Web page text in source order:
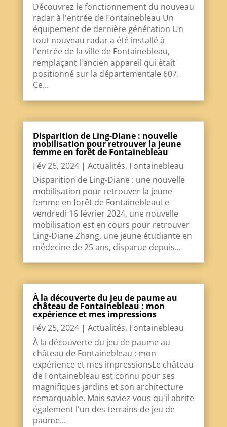
Découvrez le fonctionnement du nouveau
radar à l'entrée de Fontainebleau Un
équipement de dernière génération Un
tout nouveau radar a été installé à
l'entrée de la ville de Fontainebleau,
remplaçant l'ancien appareil qui était
positionné sur la départementale 607.
Ce...
Disparition de Ling-Diane : nouvelle
mobilisation pour retrouver la jeune
femme en forêt de Fontainebleau
Fév 26, 2024| Actualités, Fontainebleau
Disparition de Ling-Diane : une nouvelle
mobilisation pour retrouver la jeune
femme en forêt de FontainebleauLe
vendredi 16 février 2024, une nouvelle
mobilisation est en cours pour retrouver
Ling-Diane Zhang, une jeune étudiante en
médecine de 25 ans, disparue depuis...
À la découverte du jeu de paume au
château de Fontainebleau : mon
expérience et mes impressions
Fév 25, 2024| Actualités, Fontainebleau
À la découverte du jeu de paume au
château de Fontainebleau : mon
expérience et mes impressionsLe château
de Fontainebleau est connu pour ses
magnifiques jardins et son architecture
remarquable. Mais saviez-vous qu'il abrite
également l'un des terrains de jeu de
paume...